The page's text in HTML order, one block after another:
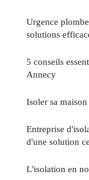
Urgence
solutions
5 conseils
Annecy
Isoler sa
Entreprise
d'une solution
L'isolation en